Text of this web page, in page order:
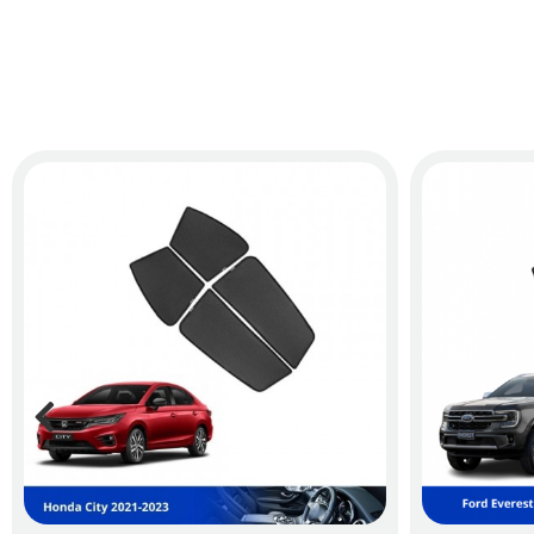
Số lượng nam châm nhà sản xuất trang bị
Khung của sản phẩm
Hướng dẫn lắp đặt rèm che nắng xe
Chỉ vài phút đơn giản, không cần sử dụng dụng cụ phức
Bước 1: Vệ sinh sạch bề mặt của cửa xe và xác định vị trí
Bước 2: Đặt những tấm rèm lên khung xe và để cho nam
Bước 3: Dùng các miếng dán nhựa để cố định lại phần dưới
Bước 4: Tiến hành điều chỉnh lại rèm cho vừa với khung